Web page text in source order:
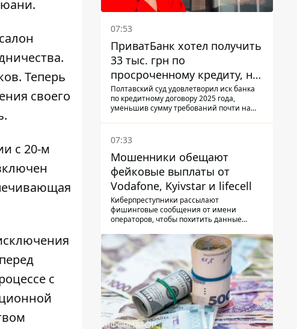
юани.
Теперь
своего
с 20-м
с
07:53
ПриватБанк хотел получить
33 тыс. грн по
просроченному кредиту, но
суд взыскал с должницы
только 22 тыс. грн
Полтавский суд удовлетворил иск банка
по кредитному договору 2025 года,
уменьшив сумму требований почти на
07:33
Мошенники обещают
фейковые выплаты от
Vodafone, Kyivstar и lifecell
Киберпреступники рассылают
фишинговые сообщения от имени
операторов, чтобы похитить данные